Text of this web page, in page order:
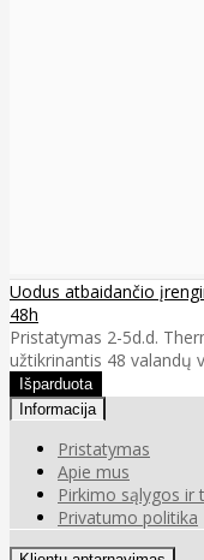
Uodus atbaidančio
48h
Pristatymas 2-5d.d.
užtikrinantis 48 valandų
Informacija
Pristatymas
Apie mus
Pirkimo sąlygos ir
Privatumo politika